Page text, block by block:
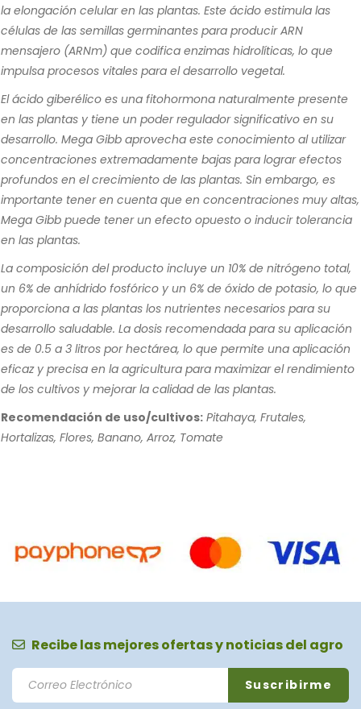
la elongación celular en las plantas. Este ácido estimula las
células de las semillas germinantes para producir ARN
mensajero (ARNm) que codifica enzimas hidrolíticas, lo que
impulsa procesos vitales para el desarrollo vegetal.
El ácido giberélico es una fitohormona naturalmente presente
en las plantas y tiene un poder regulador significativo en su
desarrollo. Mega Gibb aprovecha este conocimiento al utilizar
concentraciones extremadamente bajas para lograr efectos
profundos en el crecimiento de las plantas. Sin embargo, es
importante tener en cuenta que en concentraciones muy altas,
Mega Gibb puede tener un efecto opuesto o inducir tolerancia
en las plantas.
La composición del producto incluye un 10% de nitrógeno total,
un 6% de anhídrido fosfórico y un 6% de óxido de potasio, lo que
proporciona a las plantas los nutrientes necesarios para su
desarrollo saludable. La dosis recomendada para su aplicación
es de 0.5 a 3 litros por hectárea, lo que permite una aplicación
eficaz y precisa en la agricultura para maximizar el rendimiento
de los cultivos y mejorar la calidad de las plantas.
Recomendación de uso/cultivos: Pitahaya, Frutales,
Hortalizas, Flores, Banano, Arroz, Tomate
Recibe las mejores ofertas y noticias del agro